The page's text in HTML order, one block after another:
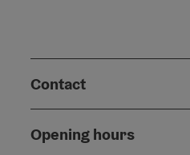
Contact
Opening hours